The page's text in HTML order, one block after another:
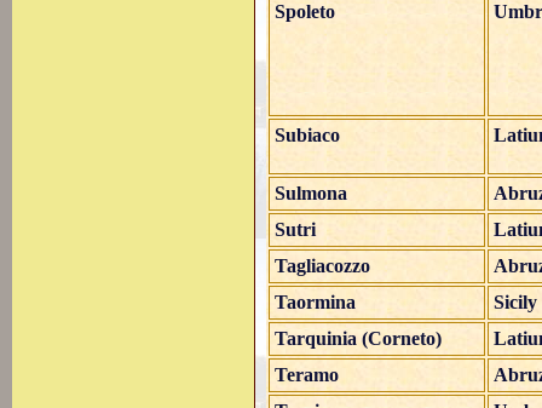
Spoleto
Subiaco
Sulmona
Sutri
Tagliacozzo
Taormina
Sicily
Tarquinia (Corneto)
Teramo